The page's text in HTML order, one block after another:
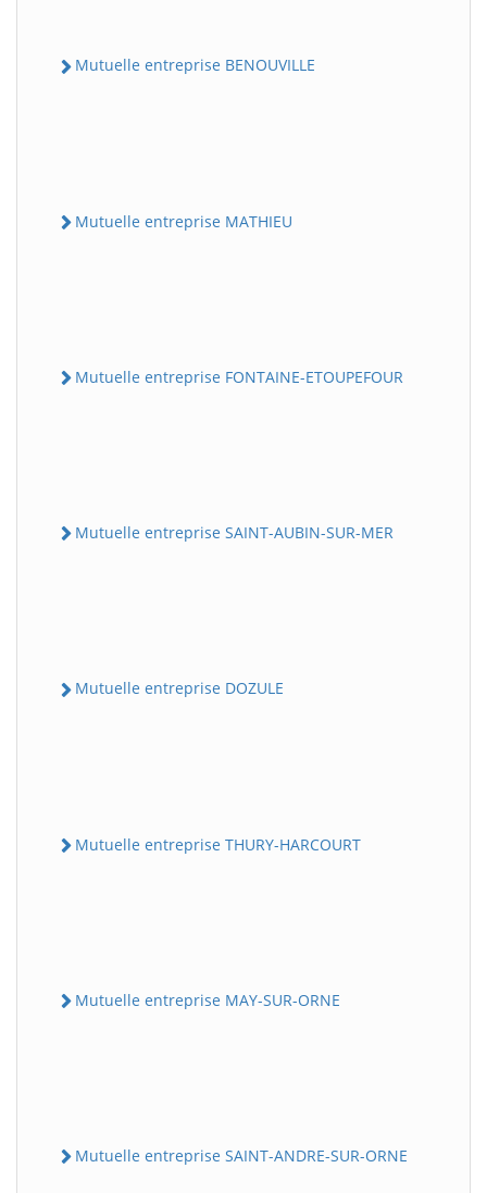
Mutuelle entreprise BENOUVILLE
Mutuelle entreprise MATHIEU
Mutuelle entreprise FONTAINE-ETOUPEFOUR
Mutuelle entreprise SAINT-AUBIN-SUR-MER
Mutuelle entreprise DOZULE
Mutuelle entreprise THURY-HARCOURT
Mutuelle entreprise MAY-SUR-ORNE
Mutuelle entreprise SAINT-ANDRE-SUR-ORNE